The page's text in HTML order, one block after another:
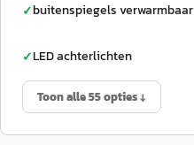
✓buitenspiegels verwarmbaar
✓LED achterlichten
Toon alle 55 opties ↓